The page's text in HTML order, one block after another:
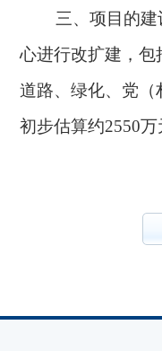
三、项目的建
心进行改扩建，包
道路、绿化、党（
初步估算约2550万